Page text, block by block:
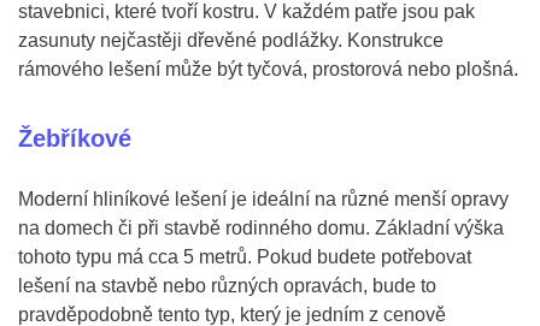
stavebnici, které tvoří kostru. V každém patře jsou pak
zasunuty nejčastěji dřevěné podlážky. Konstrukce
rámového lešení může být tyčová, prostorová nebo plošná.
Žebříkové
Moderní hliníkové lešení je ideální na různé menší opravy
na domech či při stavbě rodinného domu. Základní výška
tohoto typu má cca 5 metrů. Pokud budete potřebovat
lešení na stavbě nebo různých opravách, bude to
pravděpodobně tento typ, který je jedním z cenově